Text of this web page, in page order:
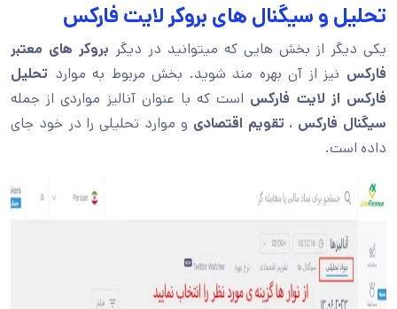
تحلیل و سیگنال های بروکر لایت فارکس
یکی دیگر از بخش هایی که میتوانید در دیگر بروکر های معتبر
فارکس نیز از آن بهره مند شوید. بخش مربوط به موارد تحلیل
فارکس از لایت فارکس است که با عنوان آنالیز مواردی از جمله
سیگنال فارکس ، تقویم اقتصادی و موارد تحلیلی را در خود جای
داده است.